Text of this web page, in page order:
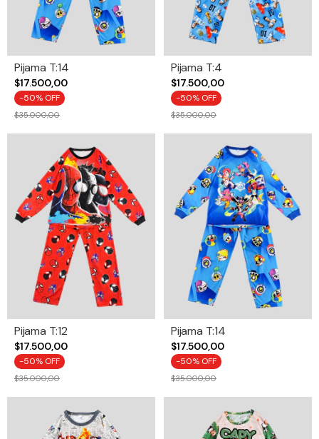
Pijama T:14
$17.500,00
-50% OFF
$35.000,00
Pijama T:4
$17.500,00
-50% OFF
$35.000,00
Pijama T:12
$17.500,00
-50% OFF
$35.000,00
Pijama T:14
$17.500,00
-50% OFF
$35.000,00